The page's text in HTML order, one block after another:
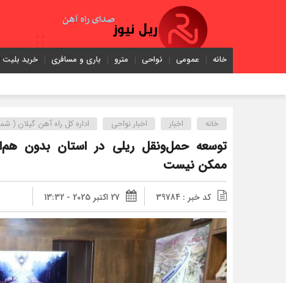
خانه عمومی نواحی مترو باری و مسافری خرید بلیت
خانه اخبار اخبار نواحی اداره کل راه آهن گیلان (
توسعه حمل‌ونقل ریلی در استان بدون
ممکن نیست
کد خبر : 39784 27 اکتبر 2025 - 13:32